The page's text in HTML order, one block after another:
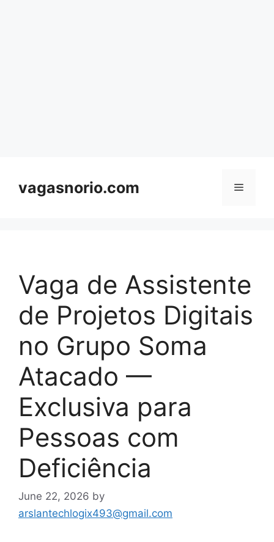
vagasnorio.com Menu
Vaga de Assistente
de Projetos Digitais
no Grupo Soma
Atacado —
Exclusiva para
Pessoas com
Deficiência
June 22, 2026 by
arslantechlogix493@gmail.com